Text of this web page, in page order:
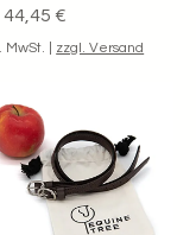
44,45 €
Preis
MwSt. zzgl. Versand